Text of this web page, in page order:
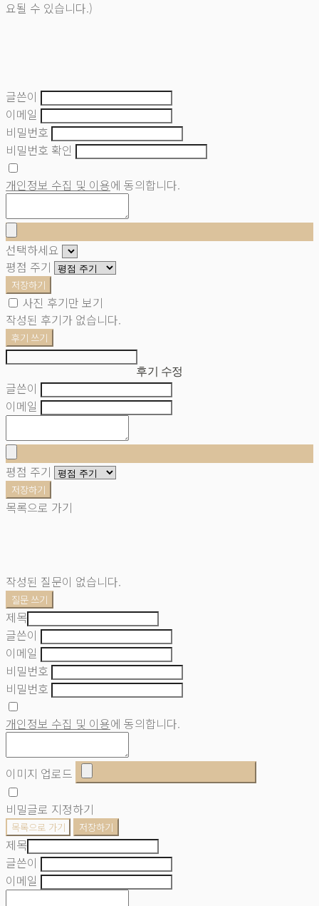
요될 수 있습니다.)
글쓴이
이메일
비밀번호
비밀번호 확인
개인정보 수집 및 이용에 동의합니다.
선택하세요
평점 주기
저장하기
사진 후기만 보기
작성된 후기가 없습니다.
후기 쓰기
후기 수정
글쓴이
이메일
평점 주기
저장하기
목록으로 가기
작성된 질문이 없습니다.
질문 쓰기
제목
글쓴이
이메일
비밀번호
비밀번호
개인정보 수집 및 이용에 동의합니다.
이미지 업로드
비밀글로 지정하기
목록으로 가기 저장하기
제목
글쓴이
이메일